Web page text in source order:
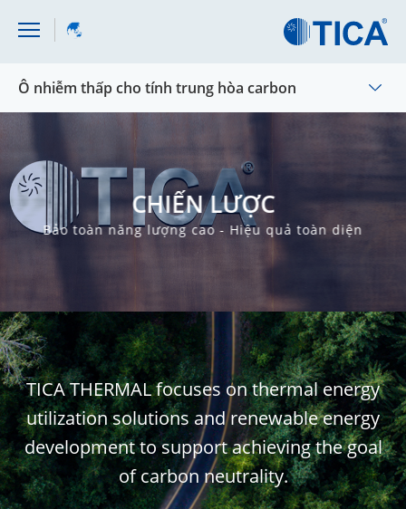
Ô nhiễm thấp cho tính trung hòa carbon
CHIẾN LƯỢC
Bảo toàn năng lượng cao - Hiệu quả toàn diện
TICA THERMAL focuses on thermal energy
utilization solutions and renewable energy
development to support achieving the goal
of carbon neutrality.